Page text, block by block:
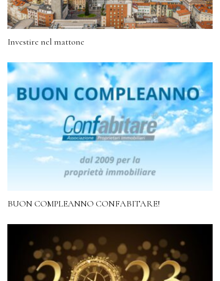
Investire nel mattone
BUON COMPLEANNO CONFABITARE!